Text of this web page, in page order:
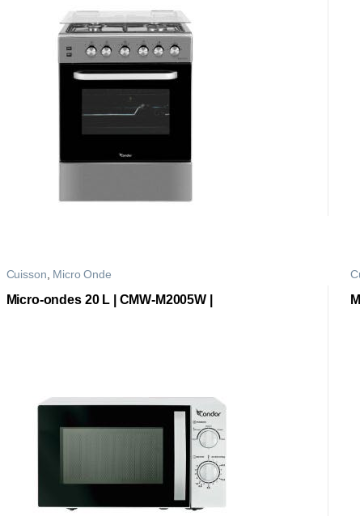
Cuisson Micro Onde
Micro-ondes 20 L | CMW-M2005W |